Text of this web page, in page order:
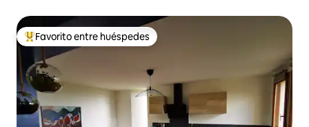
Favorito entre huéspedes preferido
Favorito entre huéspedes